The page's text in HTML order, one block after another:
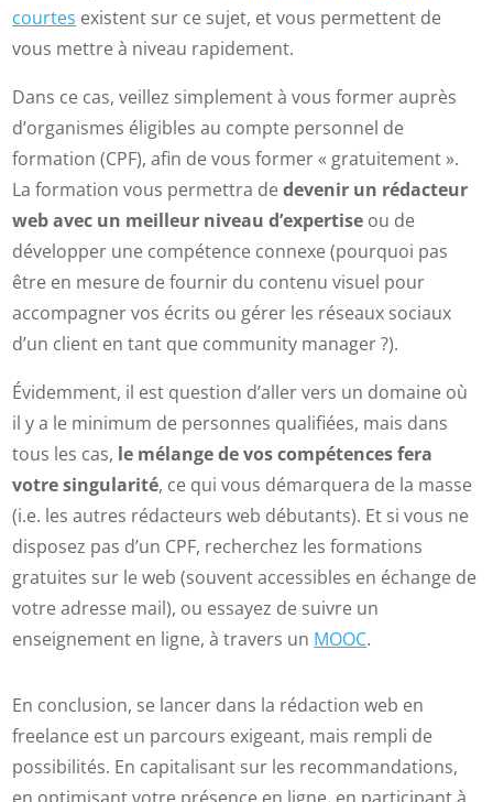
courtes existent sur ce sujet, et vous permettent de
vous mettre à niveau rapidement.
Dans ce cas, veillez simplement à vous former auprès
d’organismes éligibles au compte personnel de
formation (CPF), afin de vous former « gratuitement ».
La formation vous permettra dedevenir un rédacteur
web avec un meilleur niveau d’expertise ou de
développer une compétence connexe (pourquoi pas
être en mesure de fournir du contenu visuel pour
accompagner vos écrits ou gérer les réseaux sociaux
d’un client en tant que community manager ?).
Évidemment, il est question d’aller vers un domaine où
il y a le minimum de personnes qualifiées, mais dans
tous les cas, le mélange de vos compétences fera
votre singularité, ce qui vous démarquera de la masse
(i.e. les autres rédacteurs web débutants). Et si vous ne
disposez pas d’un CPF, recherchez les formations
gratuites sur le web (souvent accessibles en échange de
votre adresse mail), ou essayez de suivre un
enseignement en ligne, à travers un MOOC.
En conclusion, se lancer dans la rédaction web en
freelance est un parcours exigeant, mais rempli de
possibilités. En capitalisant sur les recommandations,